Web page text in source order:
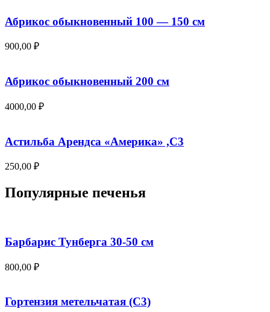
Абрикос обыкновенный 100 — 150 см
900,00 ₽
Абрикос обыкновенный 200 см
4000,00 ₽
Астильба Арендса «Америка» ,С3
250,00 ₽
Популярные печенья
Барбарис Тунберга 30-50 см
800,00 ₽
Гортензия метельчатая (С3)